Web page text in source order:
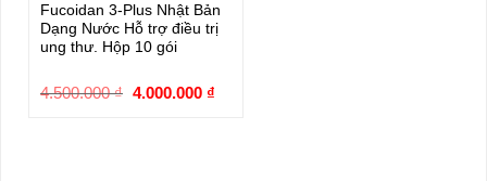
Fucoidan 3-Plus Nhật Bản
Dạng Nước Hỗ trợ điều trị
ung thư. Hộp 10 gói
4.500.000₫ Giá
4.000.000 ₫